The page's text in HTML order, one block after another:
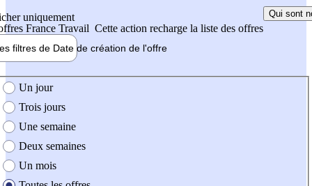
uniquement
France Travail Cette action recharge la liste des offres
Qui sont
filtres de Date de création de l'offre
création de l'offre
Un jour
Trois jours
Une semaine
Deux semaines
Un mois